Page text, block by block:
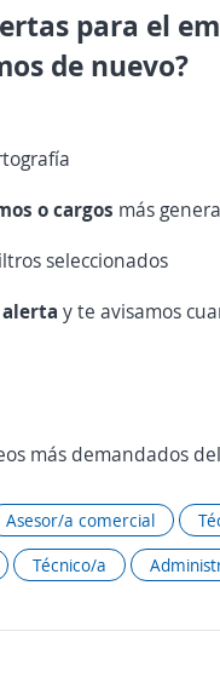
para el
de nuevo?
o cargos más
seleccionados
alertay te avisamos
más demandados
Asesor/a comercial
Técnico/a